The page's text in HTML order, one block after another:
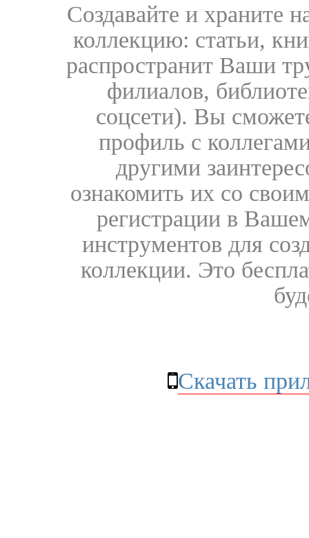
Создавайте и храните
коллекцию: статьи,
распространит Ваши
филиалов,
соцсети). Вы
профиль с
другими
ознакомить их со
регистрации в
инструментов для
коллекции. Это
Скачать